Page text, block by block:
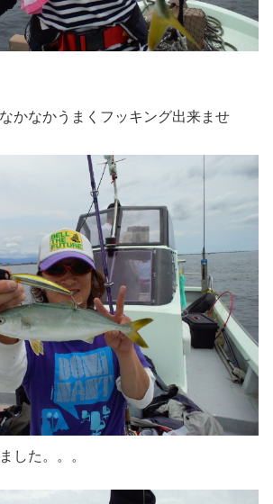
かなかうまくフッキング出来ませ
した。。。